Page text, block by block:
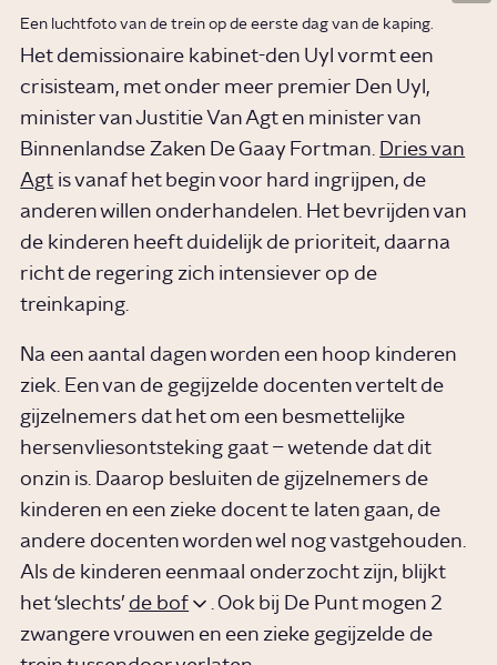
Een luchtfoto van de trein op de eerste dag van de kaping.
Het demissionaire kabinet-den Uyl vormt een
crisisteam, met onder meer premier Den Uyl,
minister van Justitie Van Agt en minister van
Binnenlandse Zaken De Gaay Fortman. Dries van
Agt is vanaf het begin voor hard ingrijpen, de
anderen willen onderhandelen. Het bevrijden van
de kinderen heeft duidelijk de prioriteit, daarna
richt de regering zich intensiever op de
treinkaping.
Na een aantal dagen worden een hoop kinderen
ziek. Een van de gegijzelde docenten vertelt de
gijzelnemers dat het om een besmettelijke
hersenvliesontsteking gaat – wetende dat dit
onzin is. Daarop besluiten de gijzelnemers de
kinderen en een zieke docent te laten gaan, de
andere docenten worden wel nog vastgehouden.
Als de kinderen eenmaal onderzocht zijn, blijkt
het ‘slechts’ de bof
. Ook bij De Punt mogen 2
zwangere vrouwen en een zieke gegijzelde de